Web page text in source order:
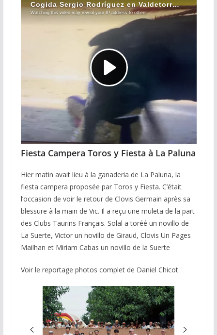
Fiesta Campera Toros y Fiesta à La Paluna
Hier matin avait lieu à la ganaderia de La Paluna, la
fiesta campera proposée par Toros y Fiesta. C’était
l’occasion de voir le retour de Clovis Germain après sa
blessure à la main de Vic. Il a reçu une muleta de la part
des Clubs Taurins Français. Solal a toréé un novillo de
La Suerte, Victor un novillo de Giraud, Clovis Un Pages
Mailhan et Miriam Cabas un novillo de la Suerte
Voir le reportage photos complet de Daniel Chicot